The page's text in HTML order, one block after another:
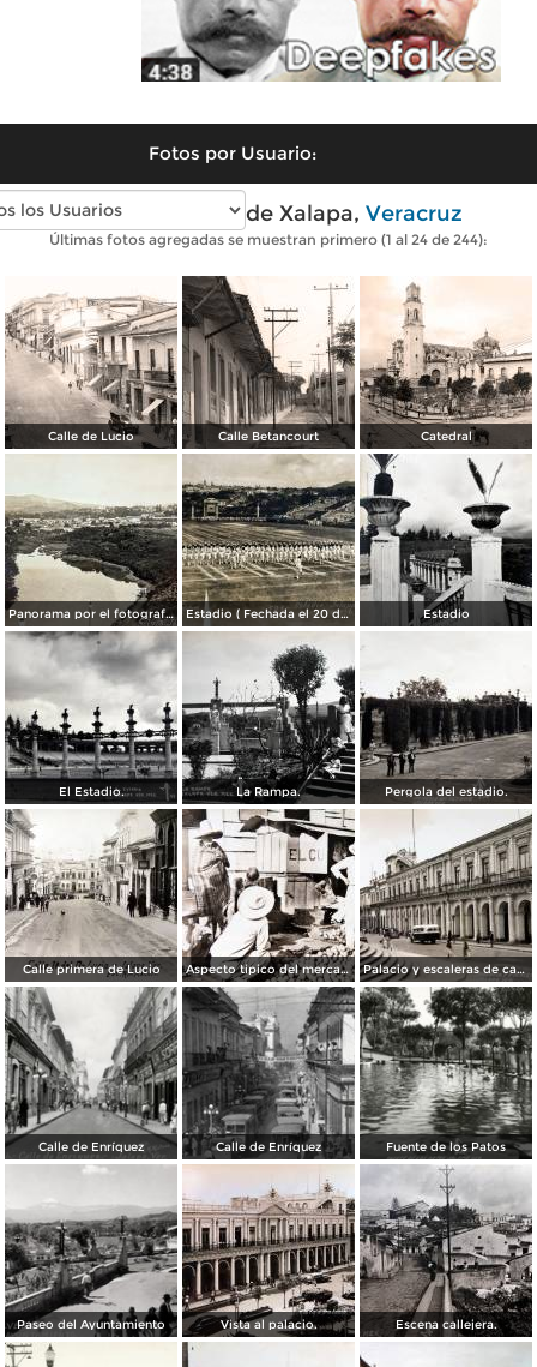
Fotos por Usuario:
Fotos antiguas de Xalapa, Veracruz
Últimas fotos agregadas se muestran primero (1 al 24 de 244):
Calle de Lucio Calle Betancourt Catedral
Panorama por el fotografo R M Mateos. ( Circulada el 27 de Septiembre de 1936 ). Estadio ( Fechada el 20 de Septiembre de 1928 ). Estadio
El Estadio. La Rampa. Pergola del estadio.
Calle primera de Lucio Aspecto tipico del mercado ( Circulada el 24 de Junio de 1940 ). Palacio y escaleras de catedral.
Calle de Enríquez Calle de Enríquez Fuente de los Patos
Paseo del Ayuntamiento Vista al palacio. Escena callejera.